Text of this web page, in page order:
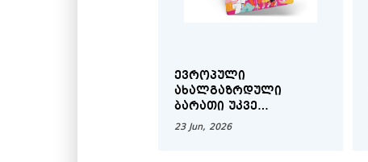
ᲔᲕᲠᲝᲞᲣᲚᲘ
ᲐᲮᲐᲚᲒᲐᲖᲠᲓᲣᲚᲘ
ᲑᲐᲠᲐᲗᲘ ᲣᲙᲕᲔ
ᲡᲐᲥᲐᲠᲗᲕᲔᲚᲝᲨᲘᲐ!
23 Jun, 2026